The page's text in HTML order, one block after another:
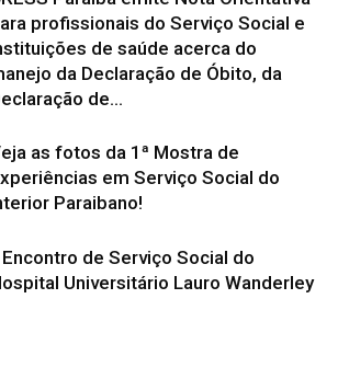
profissionais do Serviço Social e
de saúde acerca do
da Declaração de Óbito, da
de...
as fotos da 1ª Mostra de
em Serviço Social do
Paraibano!
Encontro de Serviço Social do
Universitário Lauro Wanderley